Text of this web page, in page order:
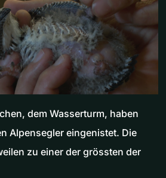
dem Wasserturm, haben
Alpensegler eingenistet. Die
zu einer der grössten der